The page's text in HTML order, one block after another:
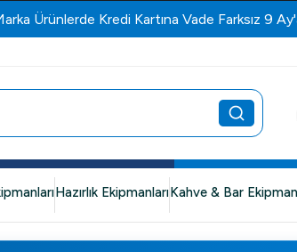
Ürünlerde Kredi Kartına Vade Farksız 9
Hazırlık EkipmanlarıKahve & Bar